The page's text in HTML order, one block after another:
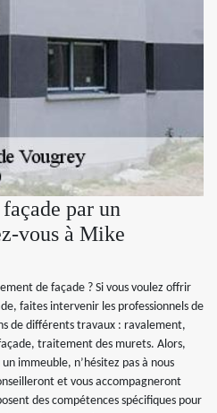
par un
vous à Mike
de façade ? Si vous voulez offrir
faites intervenir les professionnels de
de différents travaux : ravalement,
traitement des murets. Alors,
immeuble, n’hésitez pas à nous
et vous accompagneront
des compétences spécifiques pour